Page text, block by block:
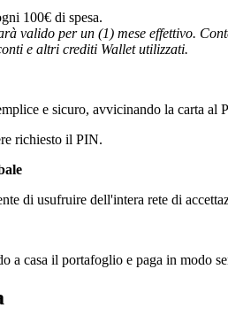
100€ di spesa.
valido per un (1) mese effettivo.
e altri crediti Wallet utilizzati.
e sicuro, avvicinando la carta al
richiesto il PIN.
di usufruire dell'intera rete di
a casa il portafoglio e paga in modo